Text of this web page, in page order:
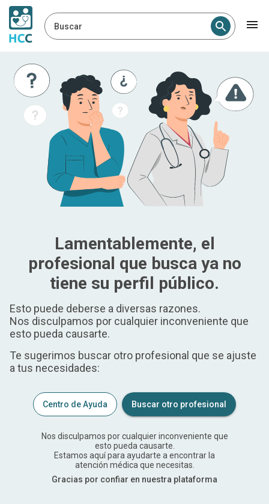
Buscar
Lamentablemente, el
profesional que busca ya no
tiene su perfil público.
Esto puede deberse a diversas razones.
Nos disculpamos por cualquier inconveniente que
esto pueda causarte.
Te sugerimos buscar otro profesional que se ajuste
a tus necesidades:
Centro de Ayuda Buscar otro profesional
Nos disculpamos por cualquier inconveniente que
esto pueda causarte.
Estamos aquí para ayudarte a encontrar la
atención médica que necesitas.
Gracias por confiar en nuestra plataforma